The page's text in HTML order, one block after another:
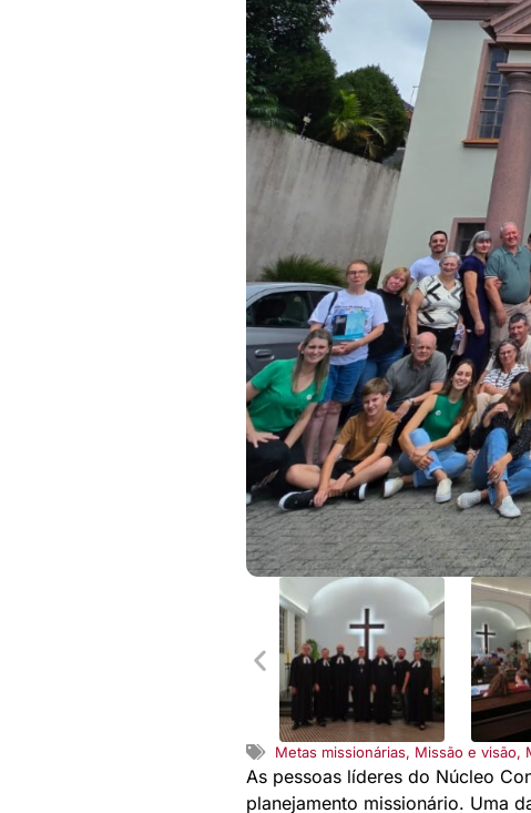
Metas missionárias, Missão e visão,
As pessoas líderes do Núcleo
planejamento missionário. Uma